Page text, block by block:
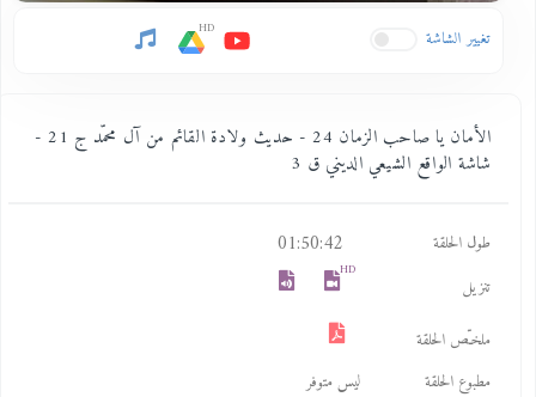
تغيير الشاشة HD
الأمان يا صاحب الزمان 24 - حديث ولادة القائم من آل محمّد ج 21 -
شاشة الواقع الشيعي الديني ق 3
طول الحلقة 01:50:42
تنزيل
HD
ملخـّص الحلقة
مطبوع الحلقة
ليس متوفر